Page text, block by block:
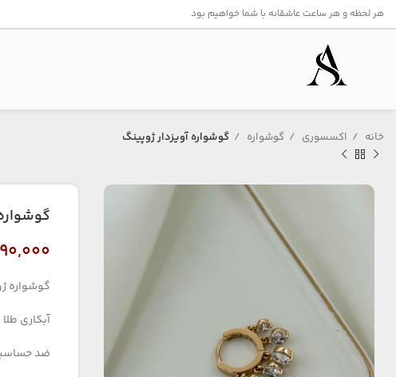
هر لحظه و هر ساعت عاشقانه با شما خواهیم بود
خانه اکسسوری گوشواره گوشواره آویزدار ژوپینگ
گوشواره
آبکاری طلا 18k
ضد